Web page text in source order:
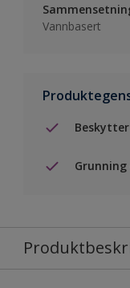
Vannbasert